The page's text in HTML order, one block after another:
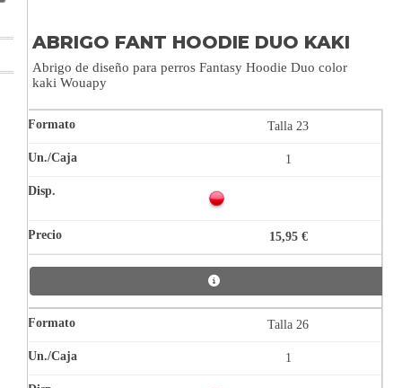
ABRIGO FANT HOODIE DUO KAKI
Abrigo de diseño para perros Fantasy Hoodie Duo color
kaki Wouapy
Talla 23
1
15,95 €
Talla 26
1